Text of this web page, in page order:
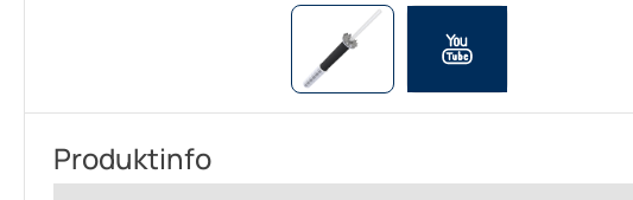
Produktinfo